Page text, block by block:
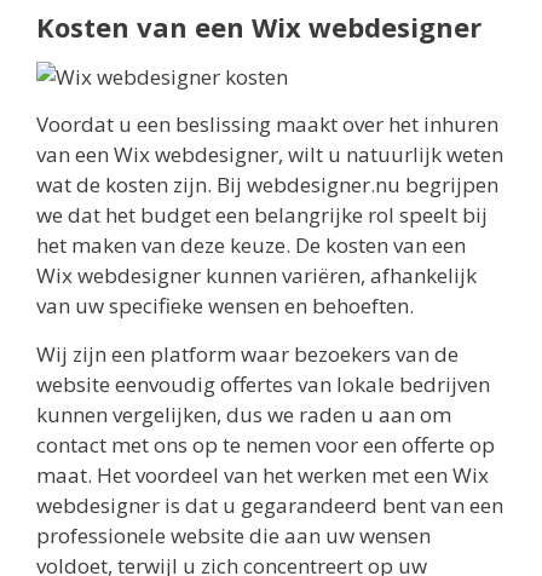
Kosten van een Wix webdesigner
Voordat u een beslissing maakt over het inhuren
van een Wix webdesigner, wilt u natuurlijk weten
wat de kosten zijn. Bij webdesigner.nu begrijpen
we dat het budget een belangrijke rol speelt bij
het maken van deze keuze. De kosten van een
Wix webdesigner kunnen variëren, afhankelijk
van uw specifieke wensen en behoeften.
Wij zijn een platform waar bezoekers van de
website eenvoudig offertes van lokale bedrijven
kunnen vergelijken, dus we raden u aan om
contact met ons op te nemen voor een offerte op
maat. Het voordeel van het werken met een Wix
webdesigner is dat u gegarandeerd bent van een
professionele website die aan uw wensen
voldoet, terwijl u zich concentreert op uw